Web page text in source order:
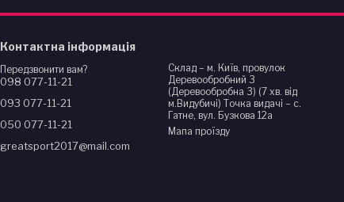
Контактна інформація
Передзвонити вам?
098 077-11-21
093 077-11-21
050 077-11-21
greatsport2017@mail.com
Склад – м. Київ, провулок
Деревообробний 3
(Деревообробна 3) (7 хв. від
м.Видубичі) Точка видачі – с.
Гатне, вул. Бузкова 12а
Мапа проїзду